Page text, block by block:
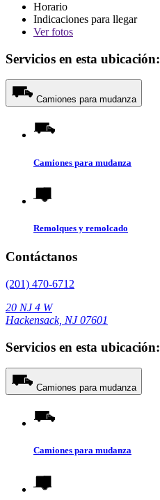
Horario
Indicaciones para llegar
Verfotos
Servicios en esta ubicación:
Camiones para mudanza
Camiones para mudanza
Remolques y remolcado
Contáctanos
(201) 470-6712
20 NJ 4 W
Hackensack, NJ 07601
Servicios en esta ubicación:
Camiones para mudanza
Camiones para mudanza